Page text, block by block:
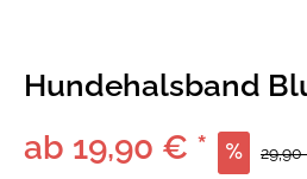
Hundehalsband
ab 19,90 € *